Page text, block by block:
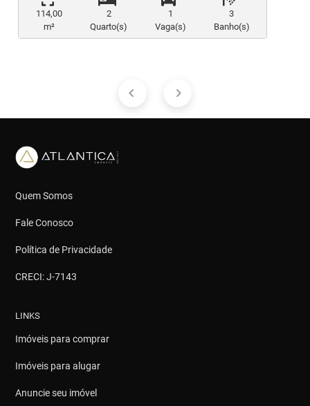
114,00
m²
2
Quarto(s)
1
Vaga(s)
3
Banho(s)
Quem Somos
Fale Conosco
Política de Privacidade
CRECI: J-7143
LINKS
Imóveis para comprar
Imóveis para alugar
Anuncie seu imóvel